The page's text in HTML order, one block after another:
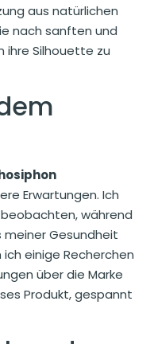
aus natürlichen
nach sanften und
ihre Silhouette zu
Erwartungen. Ich
während
Gesundheit
einige Recherchen
über die Marke
Produkt, gespannt